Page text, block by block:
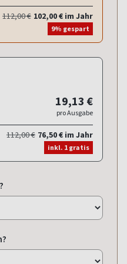
112,00 € 102,00 € im Jahr
9% gespart
19,13 €
pro Ausgabe
112,00 € 76,50 € im Jahr
inkl. 1 gratis